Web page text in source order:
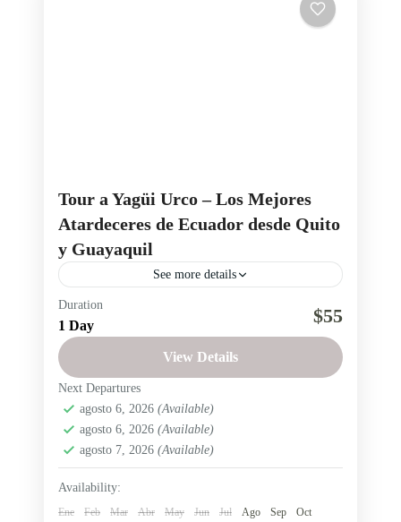
Tour a Yagüi Urco – Los Mejores
Atardeceres de Ecuador desde Quito
y Guayaquil
See more details
atardeceres en Ecuador
fotografía de atardeceres Ecuador
Tour Yagüi Urco
tours desde Quito a Bolívar
turismo de naturaleza ecuador
turismo en Bolívar Ecuador
turismo en los Andes Ecuador turismo rural Ecuador
Duration
1 Day $55
View Details
Next Departures
agosto 6, 2026 (Available)
agosto 6, 2026 (Available)
agosto 7, 2026 (Available)
Availability:
Ene Feb Mar Abr May Jun Jul Ago Sep
Oct